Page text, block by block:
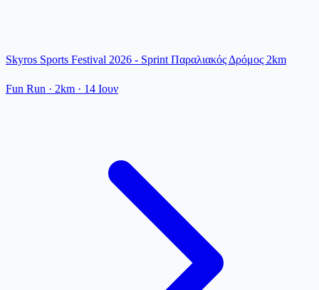
Skyros Sports Festival 2026 - Sprint Παραλιακός Δρόμος 2km
Fun Run · 2km · 14 Ιουν